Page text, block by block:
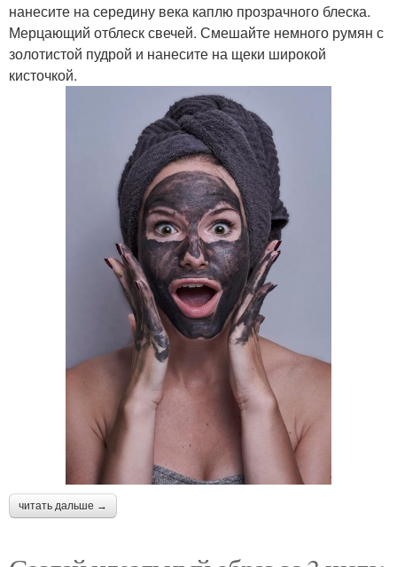
нанесите на середину века каплю прозрачного блеска.
Мерцающий отблеск свечей. Смешайте немного румян с
золотистой пудрой и нанесите на щеки широкой
кисточкой.
читать дальше →